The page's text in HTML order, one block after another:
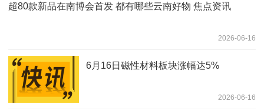
超80款新品在南博会首发 都有哪些云南好物 焦点资讯
2026-06-16
6月16日磁性材料板块涨幅达5%
2026-06-16